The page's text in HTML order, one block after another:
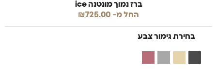
ברז נמוך מונטנה ice
החל מ-
₪725.00
בחירת גימור צבע